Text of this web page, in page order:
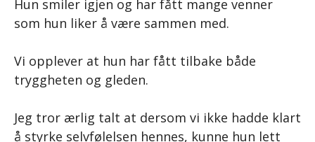
Hun smiler igjen og har fått mange venner
som hun liker å være sammen med.
Vi opplever at hun har fått tilbake både
tryggheten og gleden.
Jeg tror ærlig talt at dersom vi ikke hadde klart
å styrke selvfølelsen hennes, kunne hun lett